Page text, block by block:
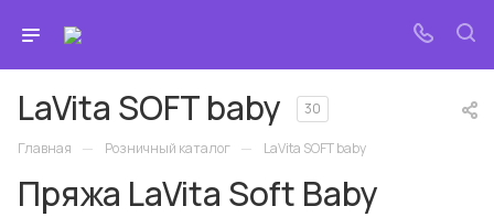
LaVita SOFT baby 30
Главная — Розничный каталог — LaVita SOFT baby
Пряжа LaVita Soft Baby